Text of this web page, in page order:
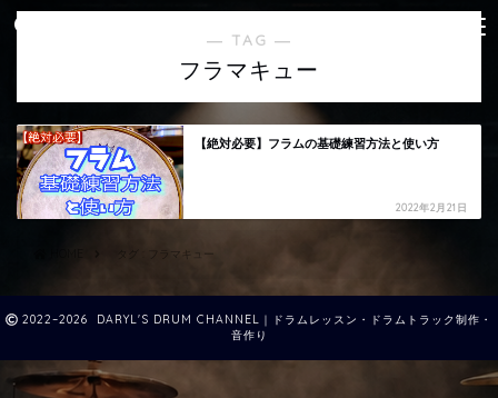
― TAG ―
フラマキュー
【絶対必要】フラムの基礎練習方法と使い方
2022年2月21日
タグ : フラマキュー
2022–2026 DARYL'S DRUM CHANNEL｜ドラムレッスン・ドラムトラック制作・
音作り